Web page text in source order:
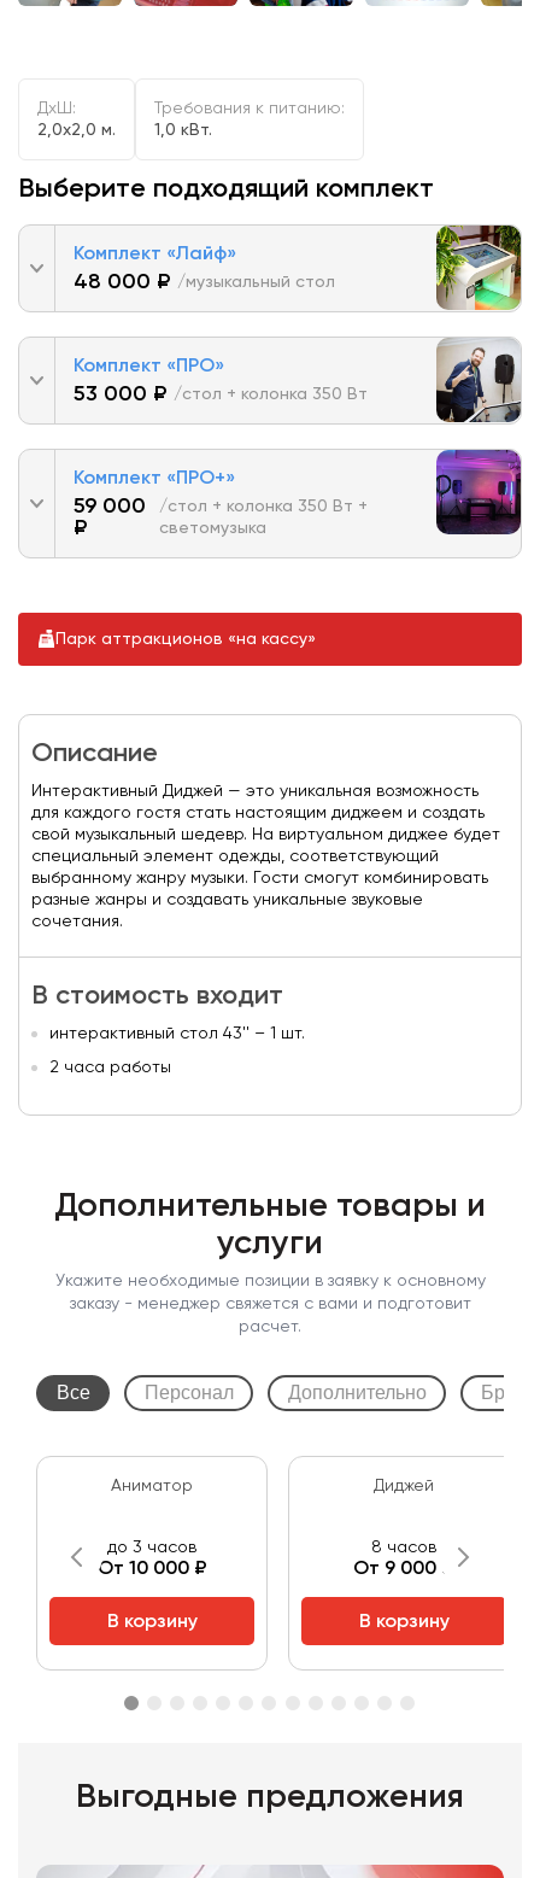
ДxШ:
2,0x2,0 м.
Требования к питанию:
1,0 кВт.
Выберите подходящий комплект
Комплект «Лайф»
48 000 ₽ /музыкальный стол
Комплект «ПРО»
53 000 ₽ /стол + колонка 350 Вт
Комплект «ПРО+»
59 000
₽
/стол + колонка 350 Вт +
светомузыка
Парк аттракционов «на кассу»
Описание
Интерактивный Диджей — это уникальная возможность
для каждого гостя стать настоящим диджеем и создать
свой музыкальный шедевр. На виртуальном диджее будет
специальный элемент одежды, соответствующий
выбранному жанру музыки. Гости смогут комбинировать
разные жанры и создавать уникальные звуковые
сочетания.
В стоимость входит
интерактивный стол 43'' – 1 шт.
2 часа работы
Дополнительные товары и
услуги
Укажите необходимые позиции в заявку к основному
заказу - менеджер свяжется с вами и подготовит
расчет.
Все Персонал Дополнительно
Аниматор
до 3 часов
От 10 000 ₽
В корзину
Диджей
8 часов
От 9 000 ₽
В корзину
Выгодные предложения